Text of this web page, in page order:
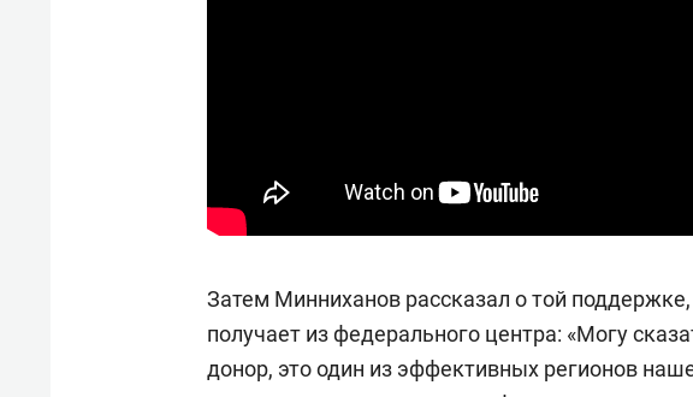
Затем Минниханов рассказал о той
получает из федерального центра: «Могу
донор, это один из эффективных регионов